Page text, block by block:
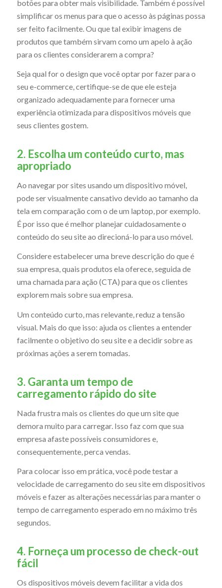
botões para obter mais visibilidade. Também é possível
simplificar os menus para que o acesso às páginas possa
ser feito facilmente. Ou que tal exibir imagens de
produtos que também sirvam como um apelo à ação
para os clientes considerarem a compra?
Seja qual for o design que você optar por fazer para o
seu e-commerce, certifique-se de que ele esteja
organizado adequadamente para fornecer uma
experiência otimizada para dispositivos móveis que
seus clientes gostem.
2. Escolha um conteúdo curto, mas
apropriado
Ao navegar por sites usando um dispositivo móvel,
pode ser visualmente cansativo devido ao tamanho da
tela em comparação com o de um laptop, por exemplo.
É por isso que é melhor planejar cuidadosamente o
conteúdo do seu site ao direcioná-lo para uso móvel.
Considere estabelecer uma breve descrição do que é
sua empresa, quais produtos ela oferece, seguida de
uma chamada para ação (CTA) para que os clientes
explorem mais sobre sua empresa.
Um conteúdo curto, mas relevante, reduz a tensão
visual. Mais do que isso: ajuda os clientes a entender
facilmente o objetivo do seu site e a decidir sobre as
próximas ações a serem tomadas.
3. Garanta um tempo de
carregamento rápido do site
Nada frustra mais os clientes do que um site que
demora muito para carregar. Isso faz com que sua
empresa afaste possíveis consumidores e,
consequentemente, perca vendas.
Para colocar isso em prática, você pode testar a
velocidade de carregamento do seu site em dispositivos
móveis e fazer as alterações necessárias para manter o
tempo de carregamento esperado em no máximo três
segundos.
4. Forneça um processo de check-out
fácil
Os dispositivos móveis devem facilitar a vida dos